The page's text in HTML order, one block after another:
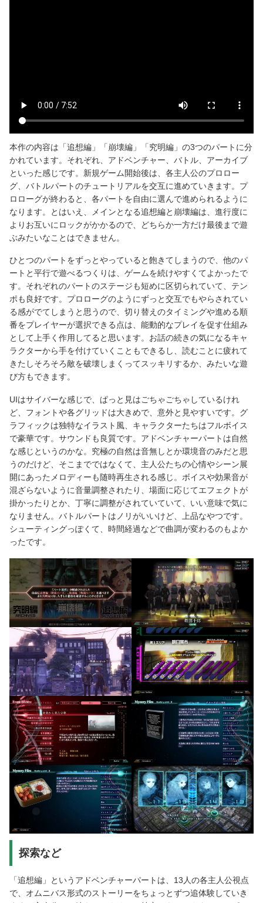
本作の内容は「追想編」「崩壊編」「究明編」の3つのパートに分
かれています。それぞれ、アドベンチャー、バトル、アーカイブ
といった感じです。新規ゲーム開始後は、各主人公のプロロー
グ、バトルパートのチュートリアルを交互に進めていきます。プ
ロローグが終わると、各パートを自由に選んで進められるように
なります。とはいえ、メインとなる追想編と崩壊編は、進行度に
よりお互いにロックがかかるので、どちらか一方だけ最後まで遊
ぶみたいなことはできません。
ひとつのパートをずっとやっていると飽きてしまうので、他のパ
ートと平行で遊べるつくりは、ゲームを続けやすくてよかったで
す。それぞれのパートのステージも短めに区切られていて、テン
ポも良好です。プロローグのようにずっと交互でもやらされてい
る感がでてしまうと思うので、切り替えのタイミングや進める順
番をプレイヤーが選択できる点は、能動的なプレイを促す仕組み
として上手く作用してると思います。お話の続きの気になるキャ
ラクターから手を付けていくこともできるし、読むことに疲れて
きたしそろそろ敵を破壊しまくってスッキリするか、みたいな遊
び方もできます。
UIはサイバーな感じで、ぱっと見はごちゃごちゃしているけれ
ど、フォントや各グリッドは大きめで、意外と見やすいです。グ
ラフィックは独特なイラスト風、キャラクターたちはフルボイス
で豪華です。サウンドも良質です。アドベンチャーパートは自然
な感じというのかな。究極の自然は音無しとか環境音のみだと思
うのだけど、そこまでではなくて、主人公たちの心情やシーン展
開にあったメロディーも随時再生される感じ。ボイスや効果音が
混ざらないように音量調整されたり、場面に応じてエフェクトが
掛かったりとか、丁寧に調整がされていていて、いい意味で気に
なりません。バトルパートはノリがいいけど、上品なやつです。
シューティングっぽくて、時間経過などで曲調が変わるのもよか
ったです。
探索など
「追想編」というアドベンチャーパートは、13人の各主人公視点
で、オムニバス形式のストーリーをちょっとずつ追体験していき